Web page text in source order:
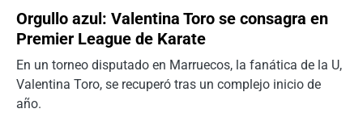
Orgullo azul: Valentina Toro se consagra en
Premier League de Karate
En un torneo disputado en Marruecos, la fanática de la U,
Valentina Toro, se recuperó tras un complejo inicio de
año.